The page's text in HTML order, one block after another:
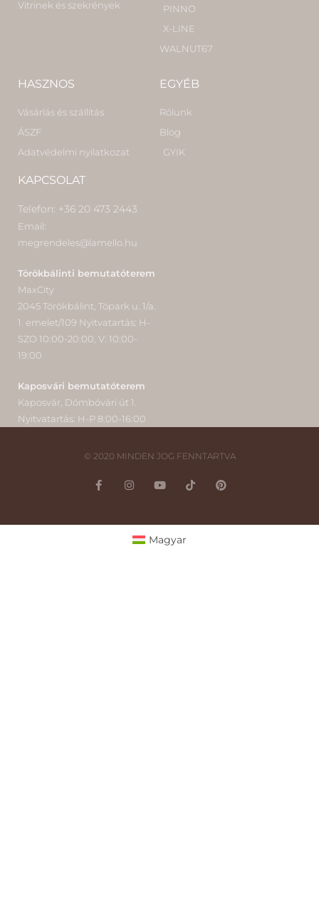
Vitrinek és szekrények
PINNO
X-LINE
WALNUT67
HASZNOS
Vásárlás és szállítás
ÁSZF
Adatvédelmi nyilatkozat
KAPCSOLAT
Telefon: +36 20 473 2443
Email:
megrendeles@lamello.hu
Törökbálinti bemutatóterem
MaxCity
2045 Törökbálint, Tópark u. 1/a.
1. emelet/109 Nyitvatartás: H-
SZO 10:00-20:00, V: 10:00-
19:00
Kaposvári bemutatóterem
Kaposvár, Dómbóvári út 1.
Nyitvatartás: H-P 8:00-16:00
EGYÉB
Rólunk
Blog
GYIK
© 2020 MINDEN JOG FENNTARTVA
Magyar